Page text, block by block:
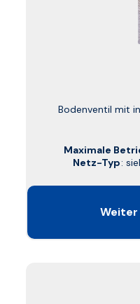
Bodenventil mit
Maximale
Netz-Typ: